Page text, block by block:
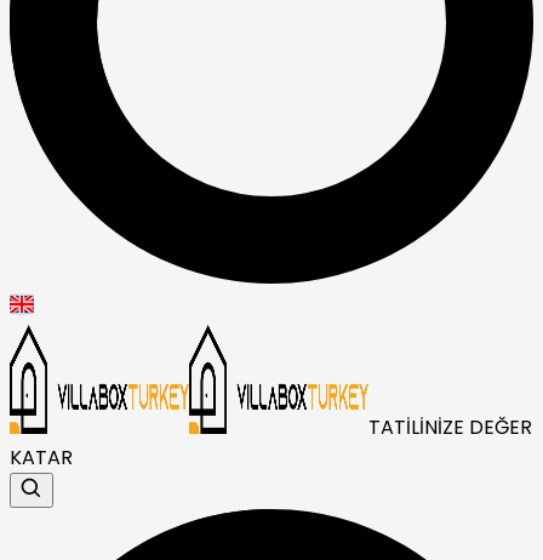
TATİLİNİZE DEĞER
KATAR